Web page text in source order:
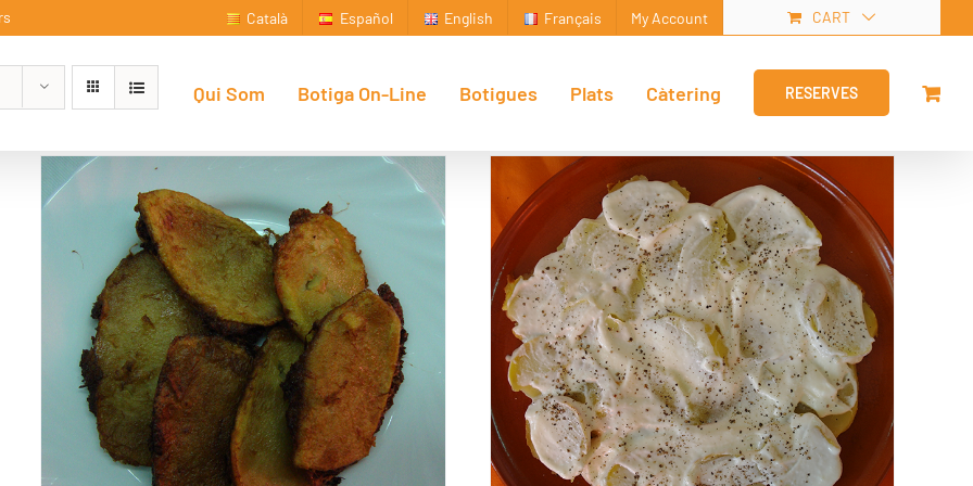
Català Español English Français My Account CART
Qui Som Botiga On-Line Botigues Plats Càtering RESERVES